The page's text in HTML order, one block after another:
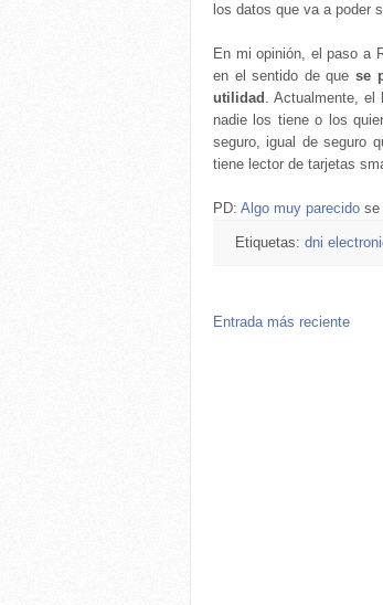
los datos que va a poder
En mi opinión, el paso a
en el sentido de quese
utilidad . Actualmente, el
nadie los tiene o los
seguro, igual de seguro
tiene lector de tarjetas
PD: Algo muy parecido se
Etiquetas: dni
Entrada más reciente